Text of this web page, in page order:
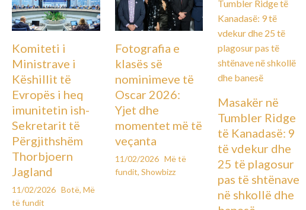
Komiteti i
Ministrave i
Këshillit të
Evropës i heq
imunitetin ish-
Sekretarit të
Përgjithshëm
Thorbjoern
Jagland
11/02/2026 Botë, Më
të fundit
Fotografia e
klasës së
nominimeve të
Oscar 2026:
Yjet dhe
momentet më të
veçanta
11/02/2026 Më të
fundit, Showbizz
Masakër në
Tumbler Ridge
të Kanadasë: 9
të vdekur dhe
25 të plagosur
pas të shtënave
në shkollë dhe